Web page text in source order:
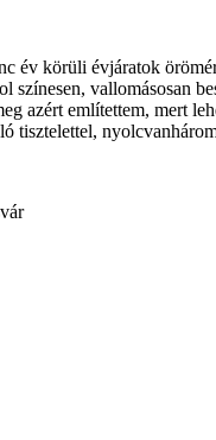
év körüli évjáratok
színesen,
azért említettem, mert
tisztelettel,